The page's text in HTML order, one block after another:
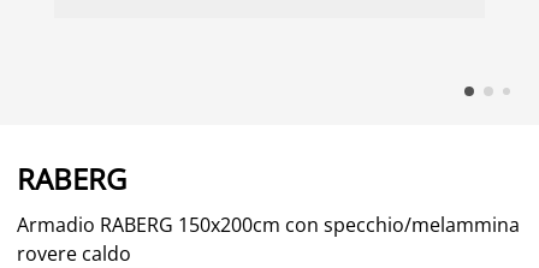
RABERG
Armadio RABERG 150x200cm con specchio/melammina
rovere caldo